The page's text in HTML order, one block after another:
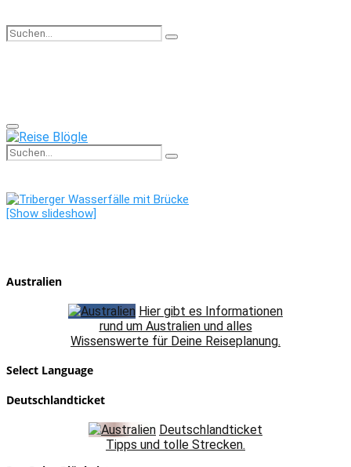
Search
Search
Primary
Menu
Search
for:
Search
[Show slideshow]
Australien
Hier gibt es Informationen
rund um Australien und alles
Wissenswerte für Deine Reiseplanung.
Select Language
Deutschlandticket
Deutschlandticket
Tipps und tolle Strecken.